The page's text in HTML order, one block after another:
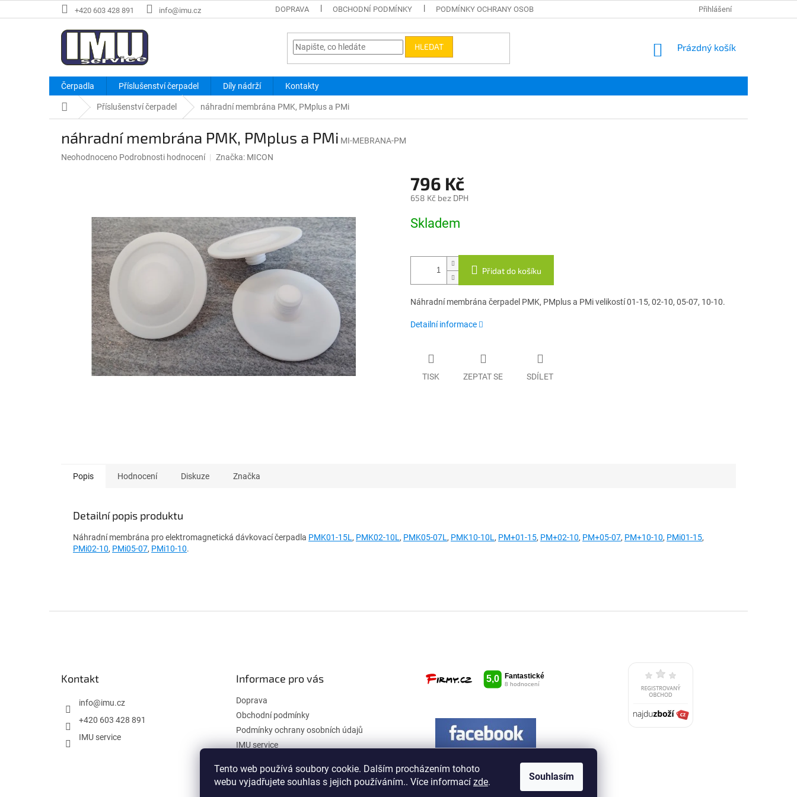
Tento web používá soubory cookie. Dalším procházením tohoto
webu vyjadřujete souhlas s jejich používáním.. Více informací zde. Souhlasím
na
+420 603 428 891 info@imu.cz DOPRAVA OBCHODNÍ PODMÍNKY PODMÍNKY OCHRANY OSOBNÍCH ÚDAJŮ Přihlášení
HLEDAT
NÁKUPNÍ
Prázdný košík
Čerpadla Příslušenství čerpadel Díly nádrží Kontakty
Domů Příslušenství čerpadel náhradní membrána PMK, PMplus a PMi
náhradní membrána PMK, PMplus a PMi MI-MEBRANA-PM
Průměrné
hvězdiček.
Neohodnoceno Podrobnosti hodnocení Značka: MICON
796 Kč
658 Kč bez DPH
cena:
Skladem
Přidat do košíku
Náhradní membrána čerpadel PMK, PMplus a PMi velikostí 01-15, 02-10, 05-07, 10-10.
Detailní informace
TISK ZEPTAT SE SDÍLET
Popis Hodnocení Diskuze Značka
Detailní popis produktu
Náhradní membrána pro elektromagnetická dávkovací čerpadla PMK01-15L , PMK02-10L , PMK05-07L , PMK10-10L , PM+01-15, PM+02-10, PM+05-07, PM+10-10, PMi01-15,
PMi02-10, PMi05-07, PMi10-10.
Kontakt
info@imu.cz
+420 603 428 891
IMU service
Informace pro vás
Doprava
Obchodní podmínky
Podmínky ochrany osobních údajů
IMU service